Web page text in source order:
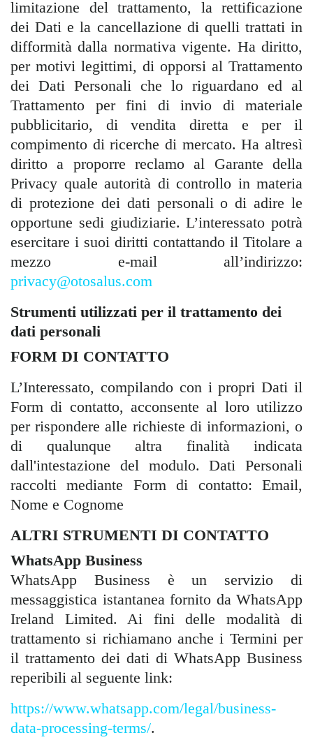
limitazione del trattamento, la rettificazione
dei Dati e la cancellazione di quelli trattati in
difformità dalla normativa vigente. Ha diritto,
per motivi legittimi, di opporsi al Trattamento
dei Dati Personali che lo riguardano ed al
Trattamento per fini di invio di materiale
pubblicitario, di vendita diretta e per il
compimento di ricerche di mercato. Ha altresì
diritto a proporre reclamo al Garante della
Privacy quale autorità di controllo in materia
di protezione dei dati personali o di adire le
opportune sedi giudiziarie. L’interessato potrà
esercitare i suoi diritti contattando il Titolare a
mezzo e-mail all’indirizzo:
privacy@otosalus.com
Strumenti utilizzati per il trattamento dei
dati personali
FORM DI CONTATTO
L’Interessato, compilando con i propri Dati il
Form di contatto, acconsente al loro utilizzo
per rispondere alle richieste di informazioni, o
di qualunque altra finalità indicata
dall'intestazione del modulo. Dati Personali
raccolti mediante Form di contatto: Email,
Nome e Cognome
ALTRI STRUMENTI DI CONTATTO
WhatsApp Business
WhatsApp Business è un servizio di
messaggistica istantanea fornito da WhatsApp
Ireland Limited. Ai fini delle modalità di
trattamento si richiamano anche i Termini per
il trattamento dei dati di WhatsApp Business
reperibili al seguente link:
https://www.whatsapp.com/legal/business-
data-processing-terms/.